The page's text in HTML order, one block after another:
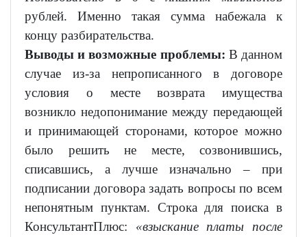
рублей. Именно такая сумма набежала к
концу разбирательства.
Выводы и возможные проблемы: В данном
случае из-за непрописанного в договоре
условия о месте возврата имущества
возникло недопонимание между передающей
и принимающей сторонами, которое можно
было решить не месте, созвонившись,
списавшись, а лучше изначально – при
подписании договора задать вопросы по всем
непонятным пунктам. Строка для поиска в
КонсультантПлюс: «взыскание платы после